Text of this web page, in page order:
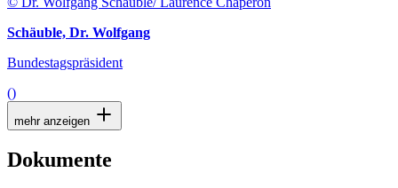
Schäuble, Dr. Wolfgang
Bundestagspräsident
()
mehr anzeigen
Dokumente